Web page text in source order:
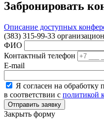
Забронировать
Описание доступных
(383) 315-99-33
ФИО
Контактный телефон
E-mail
Я согласен на
в соответствии с политикой
Закрыть форму